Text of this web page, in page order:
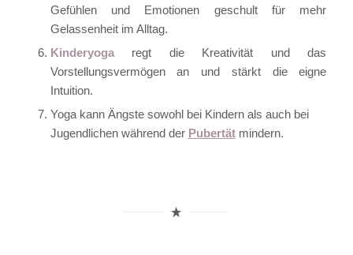
Gefühlen und Emotionen geschult für mehr
Gelassenheit im Alltag.
Kinderyogaregt die Kreativität und das
Vorstellungsvermögen an und stärkt die eigne
Intuition.
Yoga kann Ängste sowohl bei Kindern als auch bei
Jugendlichen während der Pubertät mindern.